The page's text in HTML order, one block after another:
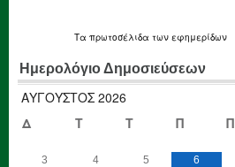
Τα πρωτοσέλιδα των εφημερίδων
Ημερολόγιο Δημοσιεύσεων
ΑΎΓΟΥΣΤΟΣ 2026
Δ
Τ Τ Π Π
3
4 5 6